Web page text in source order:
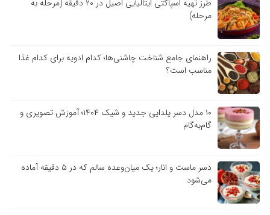
طرز تهیه اسپاگتی ایتالیایی اصیل در ۲۰ دقیقه (مرحله به
مرحله)
راهنمای جامع شناخت چاشنی‌ها؛ کدام ادویه برای کدام غذا
مناسب است؟
۱۰ مدل دسر یلدایی جدید و شیک ۱۴۰۴؛ آموزش تصویری و
گام‌به‌گام
دسر ماست و انار؛ یک میان‌وعده سالم که در ۵ دقیقه آماده
می‌شود